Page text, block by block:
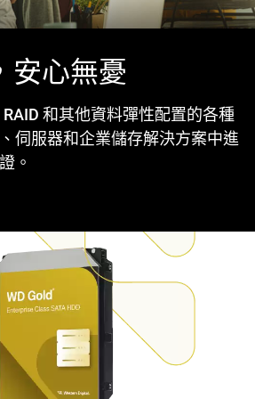
安心無憂
和其他資料彈性配置的各種
伺服器和企業儲存解決方案中進
。